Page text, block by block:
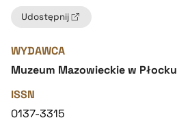
Udostępnij
WYDAWCA
Muzeum Mazowieckie w Płocku
ISSN
0137-3315